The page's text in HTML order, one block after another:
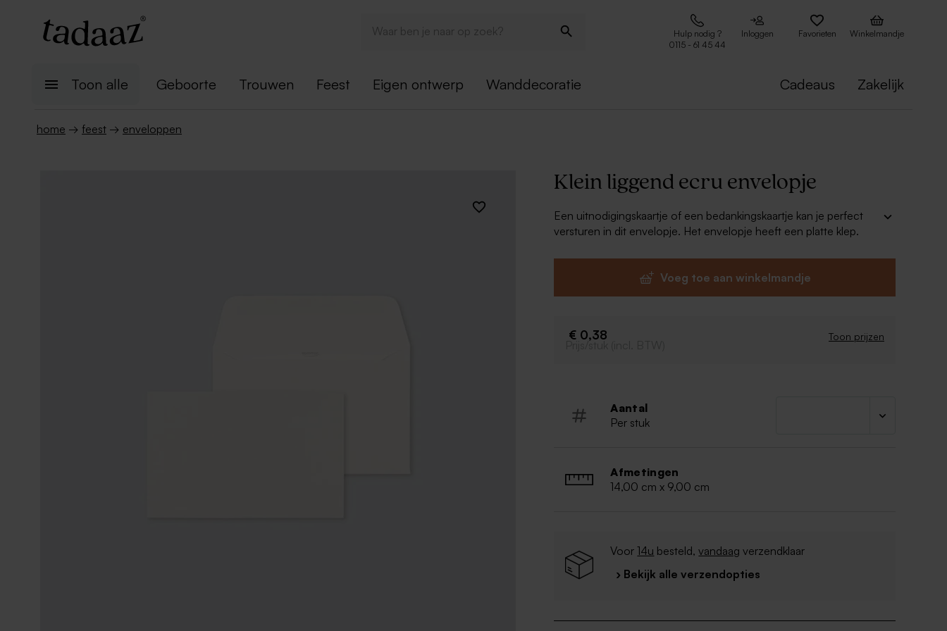
Hulp nodig ?
0115 - 61 45 44
Inloggen Favorieten Winkelmandje
Toon alle Geboorte Trouwen Feest Eigen ontwerp Wanddecoratie Cadeaus Zakelijk
home → feest → enveloppen
Klein liggend ecru envelopje
Een uitnodigingskaartje of een bedankingskaartje kan je perfect
versturen in dit envelopje. Het envelopje heeft een platte klep.
Voeg toe aan winkelmandje
€ 0,38 Toon prijzen
Prijs/stuk (incl. BTW)
Aantal
Per stuk
Afmetingen
14,00 cm x 9,00 cm
Voor14u besteld,vandaag verzendklaar
› Bekijk alle verzendopties